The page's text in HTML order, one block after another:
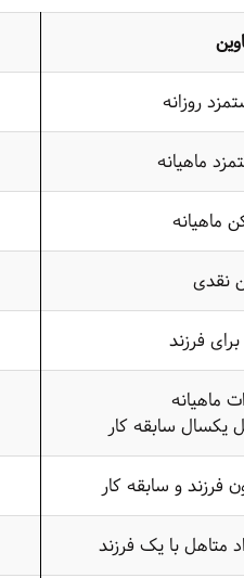
روزانه
ماهیانه
ماهیانه
نقدی
فرزند
ماهیانه
سابقه کار
فرزند و سابقه کار
متاهل با یک فرزند